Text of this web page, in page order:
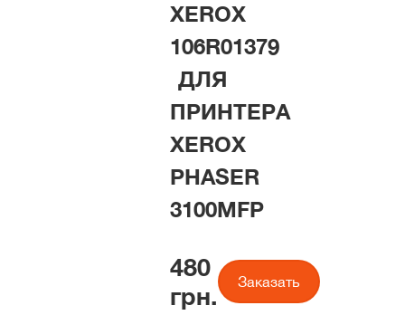
XEROX
106R01379
ДЛЯ
ПРИНТЕРА
XEROX
PHASER
3100MFP
480
грн.
Заказать